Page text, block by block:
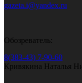
gazeta.i@yandex.ru
Обозреватель:
8(383-43) 7-90-60
Кривякина Наталья